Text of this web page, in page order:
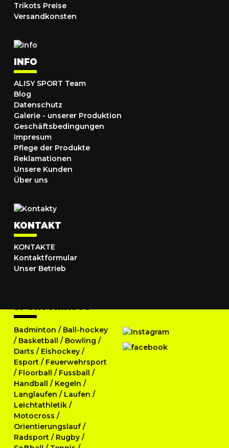
Trikots Preise
Versandkonsten
INFO
ALISY SPORT Team
Blog
Datenschutz
Galerie - unserer Produktion
Geschäftsbedingungen
Impresum
Pflege der Produkte
Reklamationen
Unsere Kunden
Über uns
KONTAKT
KONTAKTE
Kontaktformular
Unser Betrieb
Badminton / Ball-hockey
/ Basketball / Bowling /
Darts / Eishockey /
Esport / Feuerwehrsport
/ Floorball / Fussball /
Handball / Kegeln /
Langlaufen / Laufen /
Leichtathletik /
Motocross /
Orientierungslauf/
Radsport / Rugby /